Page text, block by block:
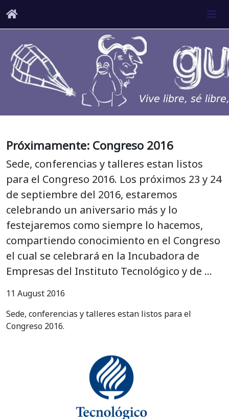
Próximamente: Congreso 2016
Sede, conferencias y talleres estan listos
para el Congreso 2016. Los próximos 23 y 24
de septiembre del 2016, estaremos
celebrando un aniversario más y lo
festejaremos como siempre lo hacemos,
compartiendo conocimiento en el Congreso
el cual se celebrará en la Incubadora de
Empresas del Instituto Tecnológico y de …
11 August 2016
Sede, conferencias y talleres estan listos para el
Congreso 2016.